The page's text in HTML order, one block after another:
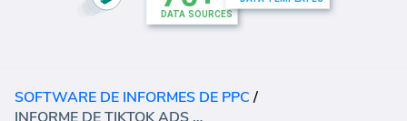
SOFTWARE DE INFORMES DE PPC/